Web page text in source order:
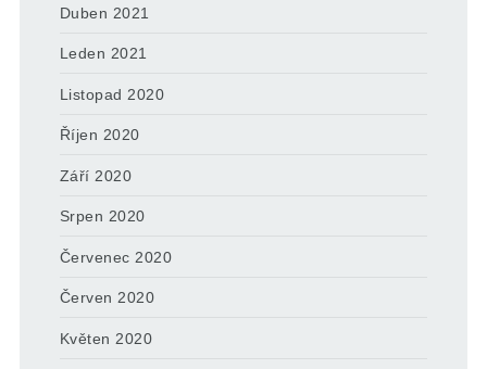
Duben 2021
Leden 2021
Listopad 2020
Říjen 2020
Září 2020
Srpen 2020
Červenec 2020
Červen 2020
Květen 2020